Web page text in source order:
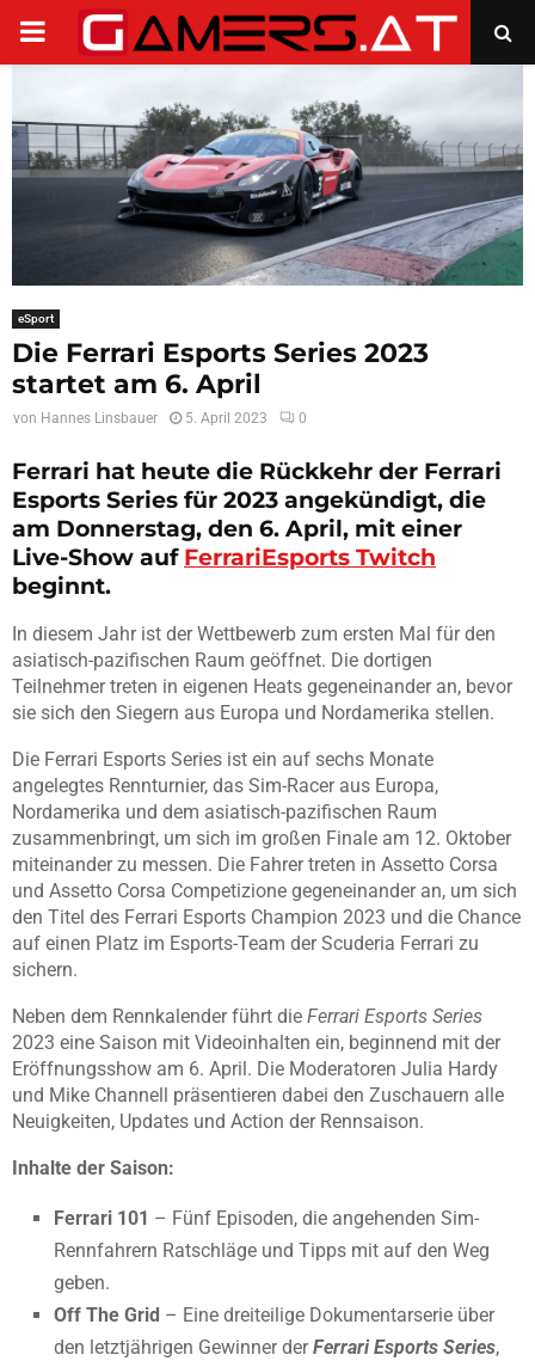
PRIMARY
eSport
Die Ferrari Esports Series 2023
startet am 6. April
von Hannes Linsbauer 5. April 2023 0
Ferrari hat heute die Rückkehr der Ferrari
Esports Series für 2023 angekündigt, die
am Donnerstag, den 6. April, mit einer
Live-Show auf FerrariEsports Twitch
beginnt.
In diesem Jahr ist der Wettbewerb zum ersten Mal für den
asiatisch-pazifischen Raum geöffnet. Die dortigen
Teilnehmer treten in eigenen Heats gegeneinander an, bevor
sie sich den Siegern aus Europa und Nordamerika stellen.
Die Ferrari Esports Series ist ein auf sechs Monate
angelegtes Rennturnier, das Sim-Racer aus Europa,
Nordamerika und dem asiatisch-pazifischen Raum
zusammenbringt, um sich im großen Finale am 12. Oktober
miteinander zu messen. Die Fahrer treten in Assetto Corsa
und Assetto Corsa Competizione gegeneinander an, um sich
den Titel des Ferrari Esports Champion 2023 und die Chance
auf einen Platz im Esports-Team der Scuderia Ferrari zu
sichern.
Neben dem Rennkalender führt die Ferrari Esports Series
2023 eine Saison mit Videoinhalten ein, beginnend mit der
Eröffnungsshow am 6. April. Die Moderatoren Julia Hardy
und Mike Channell präsentieren dabei den Zuschauern alle
Neuigkeiten, Updates und Action der Rennsaison.
Inhalte der Saison:
Ferrari 101 – Fünf Episoden, die angehenden Sim-
Rennfahrern Ratschläge und Tipps mit auf den Weg
geben.
Off The Grid – Eine dreiteilige Dokumentarserie über
den letztjährigen Gewinner derFerrari Esports Series,